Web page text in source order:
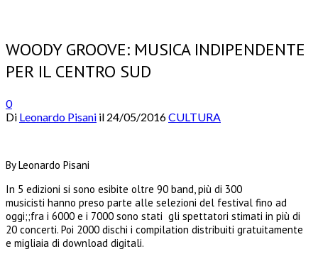
WOODY GROOVE: MUSICA INDIPENDENTE
PER IL CENTRO SUD
0
Di Leonardo Pisani il 24/05/2016CULTURA
By Leonardo Pisani
In 5 edizioni si sono esibite oltre 90 band, più di 300
musicisti hanno preso parte alle selezioni del festival fino ad
oggi;;fra i 6000 e i 7000 sono stati gli spettatori stimati in più di
20 concerti. Poi 2000 dischi i compilation distribuiti gratuitamente
e migliaia di download digitali.